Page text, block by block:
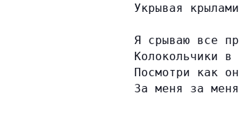
Укрывая
Я срываю все
Колокольчики в
Посмотри как
За меня за